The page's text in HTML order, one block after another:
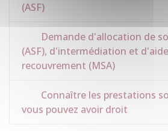
(ASF)
Demande d'allocation de
(ASF), d'intermédiation et
recouvrement (MSA)
Connaître les prestations
vous pouvez avoir droit